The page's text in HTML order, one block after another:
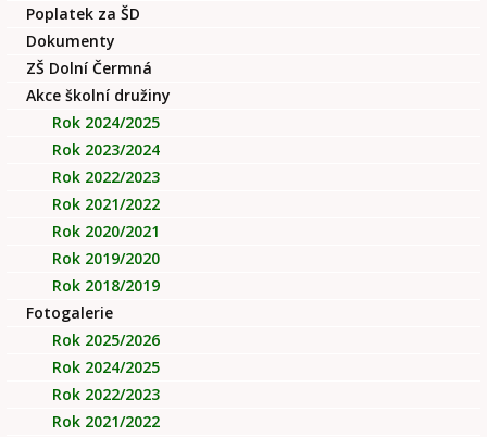
Poplatek za ŠD
Dokumenty
ZŠ Dolní Čermná
Akce školní družiny
Rok 2024/2025
Rok 2023/2024
Rok 2022/2023
Rok 2021/2022
Rok 2020/2021
Rok 2019/2020
Rok 2018/2019
Fotogalerie
Rok 2025/2026
Rok 2024/2025
Rok 2022/2023
Rok 2021/2022